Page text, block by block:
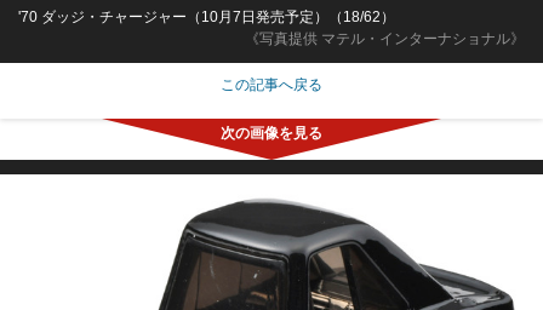
《写真提供 マテル・インターナショナル》
'70 ダッジ・チャージャー（10月7日発売予定）（18/62）
この記事へ戻る